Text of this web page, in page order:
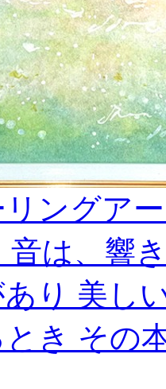
ングア
音は、響
り 美し
き その